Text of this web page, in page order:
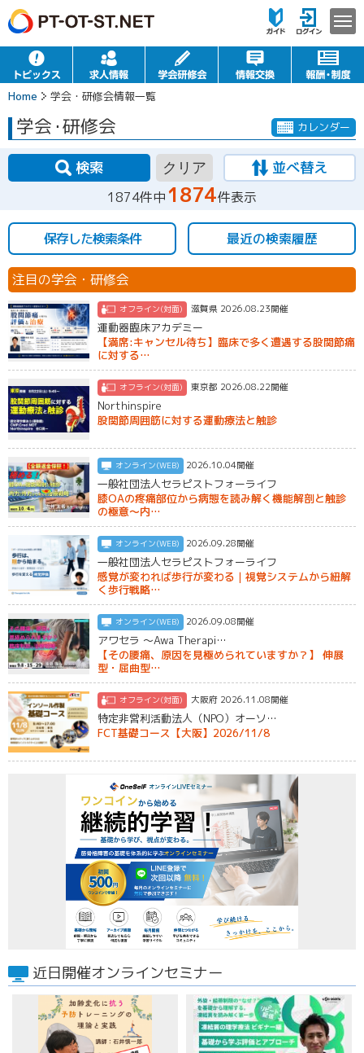
Home 学会・研修会情報一覧
学会・研修会 カレンダー
検索 クリア 並べ替え
1874件中1874件表示
保存した検索条件 最近の検索履歴
注目の学会・研修会
オフライン(対面) 滋賀県 2026.08.23開催
運動器臨床アカデミー
【満席:キャンセル待ち】臨床で多く遭遇する股関節痛
に対する…
オフライン(対面) 東京都 2026.08.22開催
Northinspire
股関節周囲筋に対する運動療法と触診
オンライン(WEB) 2026.10.04開催
一般社団法人セラピストフォーライフ
膝OAの疼痛部位から病態を読み解く機能解剖と触診
の極意〜内…
オンライン(WEB) 2026.09.28開催
一般社団法人セラピストフォーライフ
感覚が変われば歩行が変わる｜視覚システムから紐解
く歩行戦略…
オンライン(WEB) 2026.09.08開催
アワセラ ～Awa Therapi…
【その腰痛、原因を見極められていますか？】 伸展
型・屈曲型…
オフライン(対面) 大阪府 2026.11.08開催
特定非営利活動法人（NPO）オーソ…
FCT基礎コース【大阪】2026/11/8
近日開催オンラインセミナー